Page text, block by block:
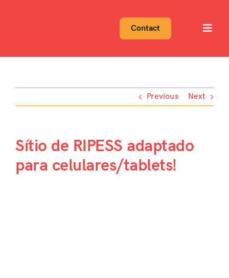
Contact
Previous Next
Sítio de RIPESS adaptado
para celulares/tablets!